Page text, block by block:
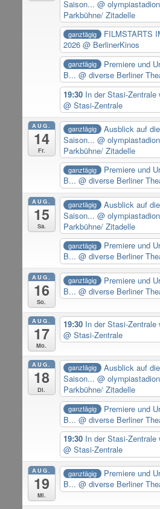
Saison...@
Parkbühne/ Zitadelle
ganztägig
FILMSTARTS
2026@ BerlinerKinos
ganztägig
Premiere und
B...@ diverse Berliner
19:30 In der Stasi-Zentrale
@ Stasi-Zentrale
AUG.
14
Fr.
ganztägig
Ausblick auf
Saison...@
Parkbühne/ Zitadelle
ganztägig
Premiere und
B...@ diverse Berliner
AUG.
15
Sa.
ganztägig
Ausblick auf
Saison...@
Parkbühne/ Zitadelle
ganztägig
Premiere und
B...@ diverse Berliner
AUG.
16
So.
ganztägig
Premiere und
B...@ diverse Berliner
AUG.
17
Mo.
19:30 In der Stasi-Zentrale
@ Stasi-Zentrale
AUG.
18
Di.
ganztägig
Ausblick auf
Saison...@
Parkbühne/ Zitadelle
ganztägig
Premiere und
B...@ diverse Berliner
19:30 In der Stasi-Zentrale
@ Stasi-Zentrale
AUG.
19
Mi.
ganztägig
Premiere und
B...@ diverse Berliner